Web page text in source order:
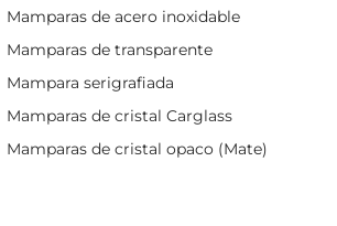
Mamparas de acero inoxidable
Mamparas de transparente
Mampara serigrafiada
Mamparas de cristal Carglass
Mamparas de cristal opaco (Mate)